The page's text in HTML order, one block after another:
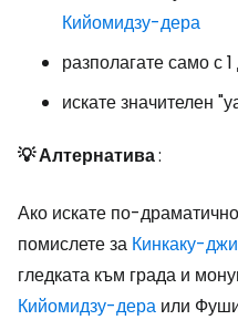
Кийомидзу-дера
разполагате само с
искате значителен
💡 Алтернатива:
Ако искате по-
помислете за Кинкаку-джи
гледката към града и
Кийомидзу-дера или